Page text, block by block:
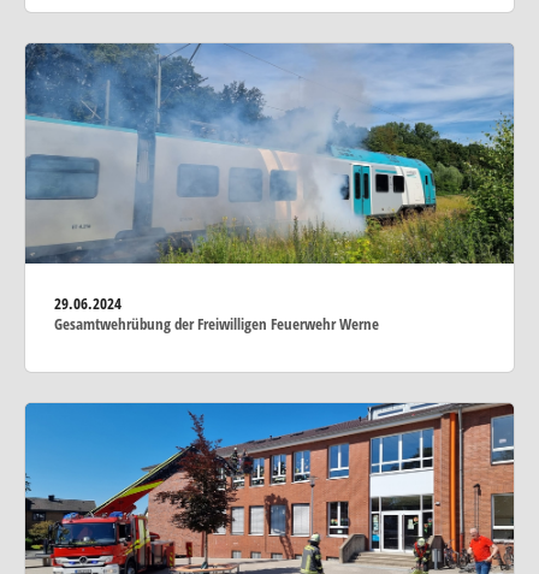
29.06.2024
Gesamtwehrübung der Freiwilligen Feuerwehr Werne